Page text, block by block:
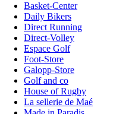
Basket-Center
Daily Bikers
Direct Running
Direct-Volley
Espace Golf
Foot-Store
Galopp-Store
Golf and co
House of Rugby
La sellerie de Maé